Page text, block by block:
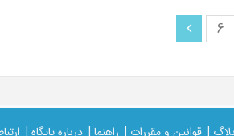
6
| قوانین و مقررات | راهنما | درباره پایگاه |